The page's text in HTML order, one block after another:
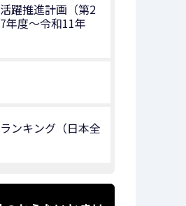
躍推進計画（第2
年度～令和11年
ンキング（日本全